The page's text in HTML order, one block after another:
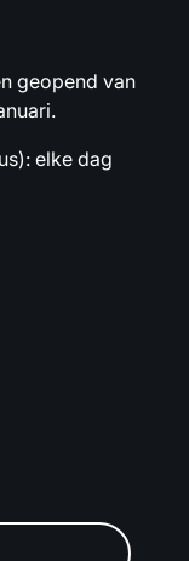
geopend van
elke dag